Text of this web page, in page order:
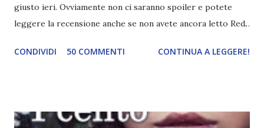
giusto ieri. Ovviamente non ci saranno spoiler e potete
leggere la recensione anche se non avete ancora letto Red.
Green sono state delle letture molto piacevoli ma non
potete capire le mie aspettative! Innanzitutto, se la Gier o
CONDIVIDI 50 COMMENTI CONTINUA A LEGGERE!